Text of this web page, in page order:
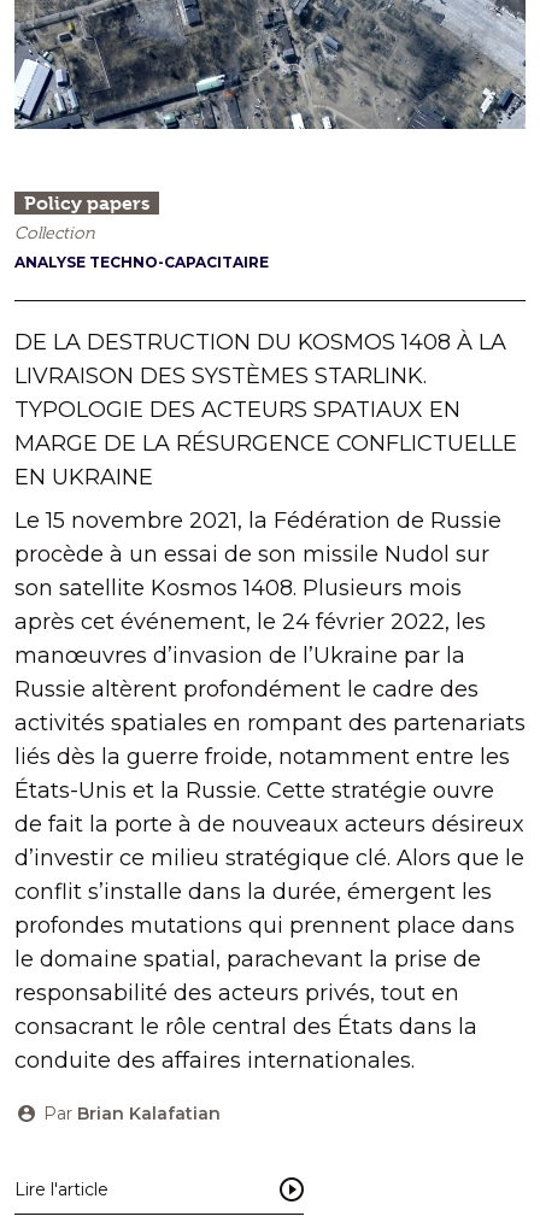
Policy papers
Collection
ANALYSE TECHNO-CAPACITAIRE
DE LA DESTRUCTION DU KOSMOS 1408 À LA
LIVRAISON DES SYSTÈMES STARLINK.
TYPOLOGIE DES ACTEURS SPATIAUX EN
MARGE DE LA RÉSURGENCE CONFLICTUELLE
EN UKRAINE
Le 15 novembre 2021, la Fédération de Russie
procède à un essai de son missile Nudol sur
son satellite Kosmos 1408. Plusieurs mois
après cet événement, le 24 février 2022, les
manœuvres d’invasion de l’Ukraine par la
Russie altèrent profondément le cadre des
activités spatiales en rompant des partenariats
liés dès la guerre froide, notamment entre les
États-Unis et la Russie. Cette stratégie ouvre
de fait la porte à de nouveaux acteurs désireux
d’investir ce milieu stratégique clé. Alors que le
conflit s’installe dans la durée, émergent les
profondes mutations qui prennent place dans
le domaine spatial, parachevant la prise de
responsabilité des acteurs privés, tout en
consacrant le rôle central des États dans la
conduite des affaires internationales.
Par Brian Kalafatian
Lire l'article